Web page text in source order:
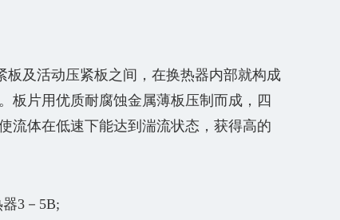
及活动压紧板之间，在换热器内部就构成
板片用优质耐腐蚀金属薄板压制而成，四
流体在低速下能达到湍流状态，获得高的
3－5B;